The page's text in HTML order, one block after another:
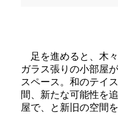
足を進めると、木
ガラス張りの小部屋
スペース。和のテイ
間、新たな可能性を
屋で、と新旧の空間